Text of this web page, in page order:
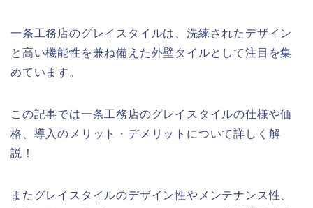
一条工務店のグレイスタイルは、洗練されたデザイン
と高い機能性を兼ね備えた外壁タイルとして注目を集
めています。
この記事では一条工務店のグレイスタイルの仕様や価
格、導入のメリット・デメリットについて詳しく解
説！
またグレイスタイルのデザイン性やメンテナンス性、